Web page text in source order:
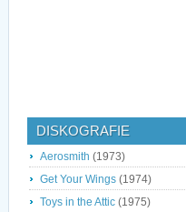
DISKOGRAFIE
Aerosmith (1973)
Get Your Wings (1974)
Toys in the Attic (1975)